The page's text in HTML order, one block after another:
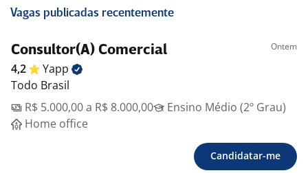
Vagas publicadas recentemente
Consultor(A) Comercial Ontem
4,2
Yapp
Todo Brasil
R$ 5.000,00 a R$ 8.000,00
Ensino Médio (2º Grau)
Home office
Candidatar-me